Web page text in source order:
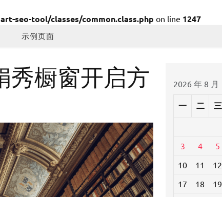
seo-tool/classes/common.class.php on line 1247
示例页面
秀橱窗开启方
2026 年 8 月
一 二 三
3
4 5
10
11 12
17
18 19